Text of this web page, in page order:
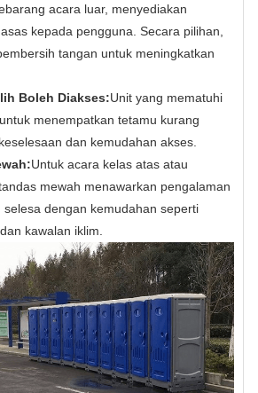
acara luar, menyediakan
kepada pengguna. Secara pilihan,
tangan untuk meningkatkan
Boleh Diakses:Unit yang mematuhi
menempatkan tetamu kurang
dan kemudahan akses.
Untuk acara kelas atas atau
mewah menawarkan pengalaman
dengan kemudahan seperti
kawalan iklim.